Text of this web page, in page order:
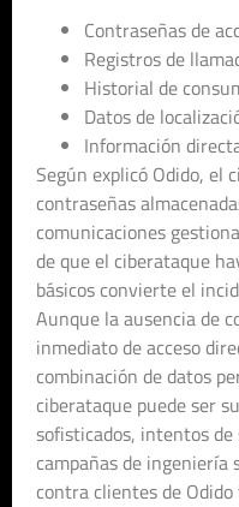
Contraseñas de
Registros de
Historial de
Datos de
Información
Según explicó Odido, el
contraseñas
comunicaciones
de que el ciberataque
básicos convierte el
Aunque la ausencia de
inmediato de acceso
combinación de datos
ciberataque puede ser
sofisticados, intentos
campañas de ingeniería
contra clientes de